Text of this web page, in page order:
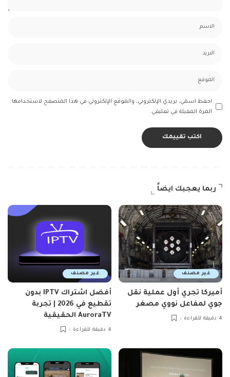
احفظ اسمي، بريدي الإلكتروني، والموقع الإلكتروني في هذا المتصفح لاستخدامها
المرة المقبلة في تعليقي.
ربما يعجبك ايضاً
غير مصنف
أميركا تجري أول عملية نقل
جوي لمفاعل نووي مصغر
4 دقيقة للقراءة
غير مصنف
أفضل اشتراك IPTV بدون
تقطيع في 2026 | تجربة
AuroraTV الحقيقية
4 دقيقة للقراءة